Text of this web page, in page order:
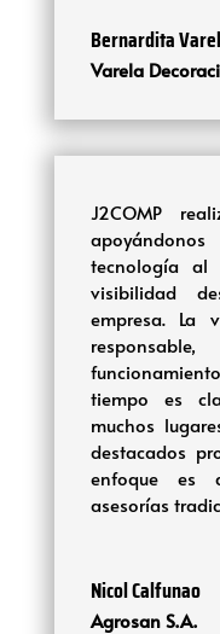
Bernardita
Varela
J2COMP
tecnología al
visibilidad
empresa. La
tiempo es
muchos
destacados
enfoque es
asesorías
Nicol Calfunao
Agrosan S.A.